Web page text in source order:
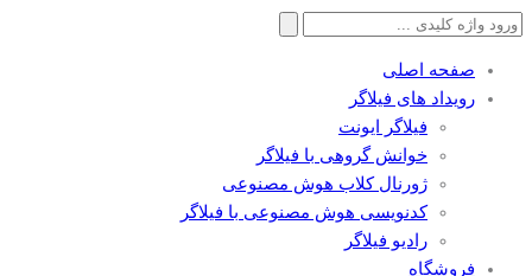
جستجو
صفحه اصلی
رویداد های فیلاگر
فیلاگر ایونت
خوانش گروهی با فیلاگر
ژورنال کلاب هوش مصنوعی
کدنویسی هوش مصنوعی با فیلاگر
رادیو فیلاگر
فروشگاه